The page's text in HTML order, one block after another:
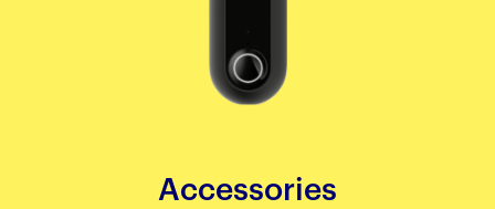
Accessories